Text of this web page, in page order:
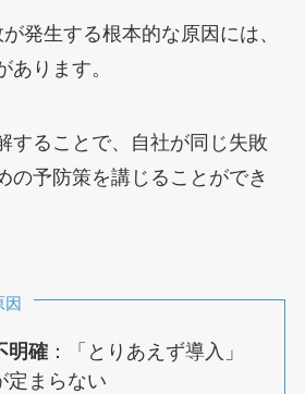
発生する根本的な原因には、
ります。
することで、自社が同じ失敗
の予防策を講じることができ
因
明確 ：「とりあえず導入」
定まらない